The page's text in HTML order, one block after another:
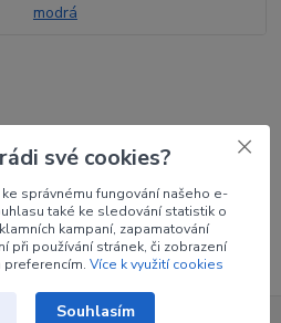
modrá
své cookies?
správnému fungování našeho e-
také ke sledování statistik o
kampaní, zapamatování
při používání stránek, či zobrazení
preferencím. Více k využití cookies
Souhlasím